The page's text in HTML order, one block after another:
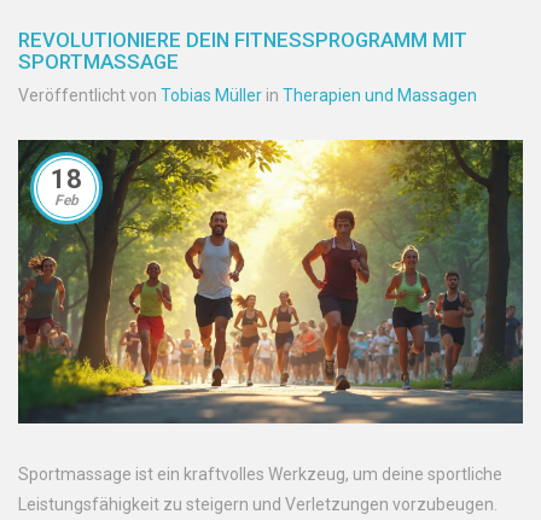
REVOLUTIONIERE DEIN FITNESSPROGRAMM MIT
SPORTMASSAGE
Veröffentlicht von Tobias Müller in Therapien und Massagen
18
Feb
Sportmassage ist ein kraftvolles Werkzeug, um deine sportliche
Leistungsfähigkeit zu steigern und Verletzungen vorzubeugen.